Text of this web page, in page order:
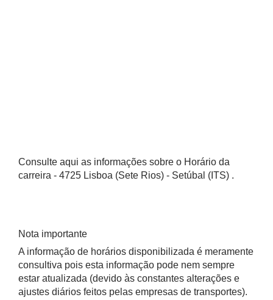
Consulte aqui as informações sobre o Horário da
carreira - 4725 Lisboa (Sete Rios) - Setúbal (ITS) .
Nota importante
A informação de horários disponibilizada é meramente
consultiva pois esta informação pode nem sempre
estar atualizada (devido às constantes alterações e
ajustes diários feitos pelas empresas de transportes).